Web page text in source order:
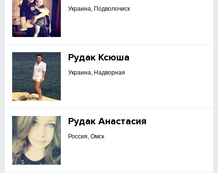
Украина, Подволочиск
Рудак Ксюша
Украина, Надворная
Рудак Анастасия
Россия, Омск